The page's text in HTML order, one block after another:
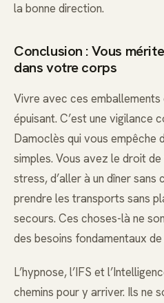
la bonne direction.
Conclusion : Vous
dans votre corps
Vivre avec ces emballements
épuisant. C’est une vigilance
Damoclès qui vous empêche
simples. Vous avez le droit
stress, d’aller à un dîner sans
prendre les transports sans
secours. Ces choses-là ne
des besoins fondamentaux
L’hypnose, l’IFS et
chemins pour y arriver. Ils ne